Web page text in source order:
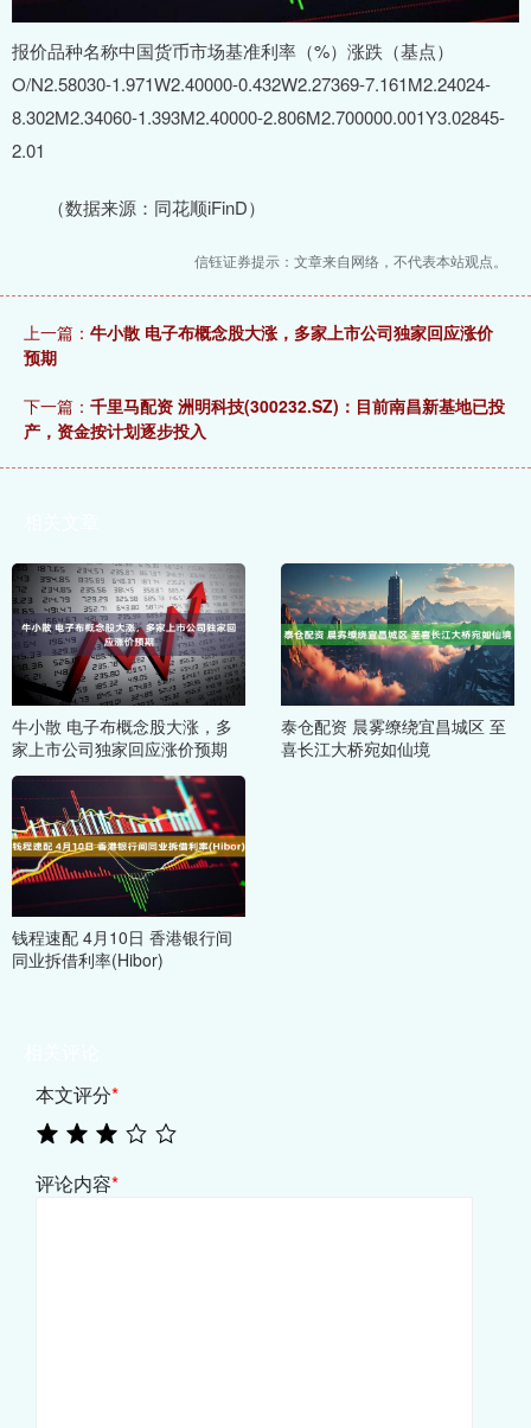
报价品种名称中国货币市场基准利率（%）涨跌（基点）
O/N2.58030-1.971W2.40000-0.432W2.27369-7.161M2.24024-
8.302M2.34060-1.393M2.40000-2.806M2.700000.001Y3.02845-
2.01
（数据来源：同花顺iFinD）
信钰证券提示：文章来自网络，不代表本站观点。
上一篇： 牛小散 电子布概念股大涨，多家上市公司独家回应涨价
预期
下一篇： 千里马配资 洲明科技(300232.SZ)：目前南昌新基地已投
产，资金按计划逐步投入
牛小散 电子布概念股大涨，多
家上市公司独家回应涨价预期
泰仓配资 晨雾缭绕宜昌城区 至
喜长江大桥宛如仙境
钱程速配 4月10日 香港银行间
同业拆借利率(Hibor)
本文评分*
评论内容*